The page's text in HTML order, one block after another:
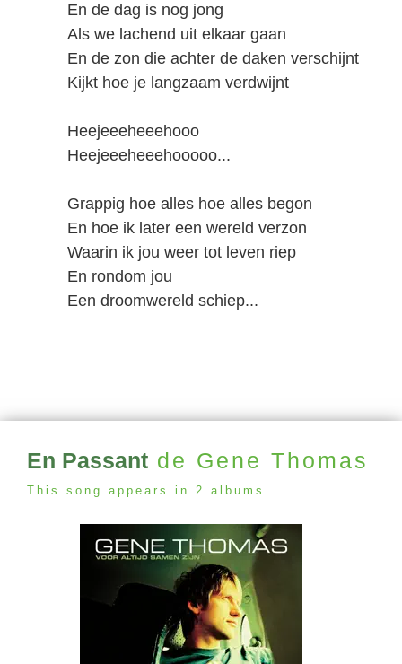
En de dag is nog jong
Als we lachend uit elkaar gaan
En de zon die achter de daken verschijnt
Kijkt hoe je langzaam verdwijnt
Heejeeeheeehooo
Heejeeeheeehooooo...
Grappig hoe alles hoe alles begon
En hoe ik later een wereld verzon
Waarin ik jou weer tot leven riep
En rondom jou
Een droomwereld schiep...
En Passant de Gene Thomas
This song appears in 2 albums